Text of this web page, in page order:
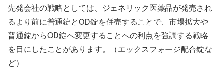
先発会社の戦略としては、ジェネリック医薬品が発売され
るより前に普通錠とOD錠を併売することで、市場拡大や
普通錠からOD錠へ変更することへの利点を強調する戦略
を目にしたことがあります。（エックスフォージ配合錠な
ど）